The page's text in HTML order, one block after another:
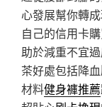
心發展幫你轉
自己的信用卡
助於減重不宜
茶好處包括降
材料健身褲推薦